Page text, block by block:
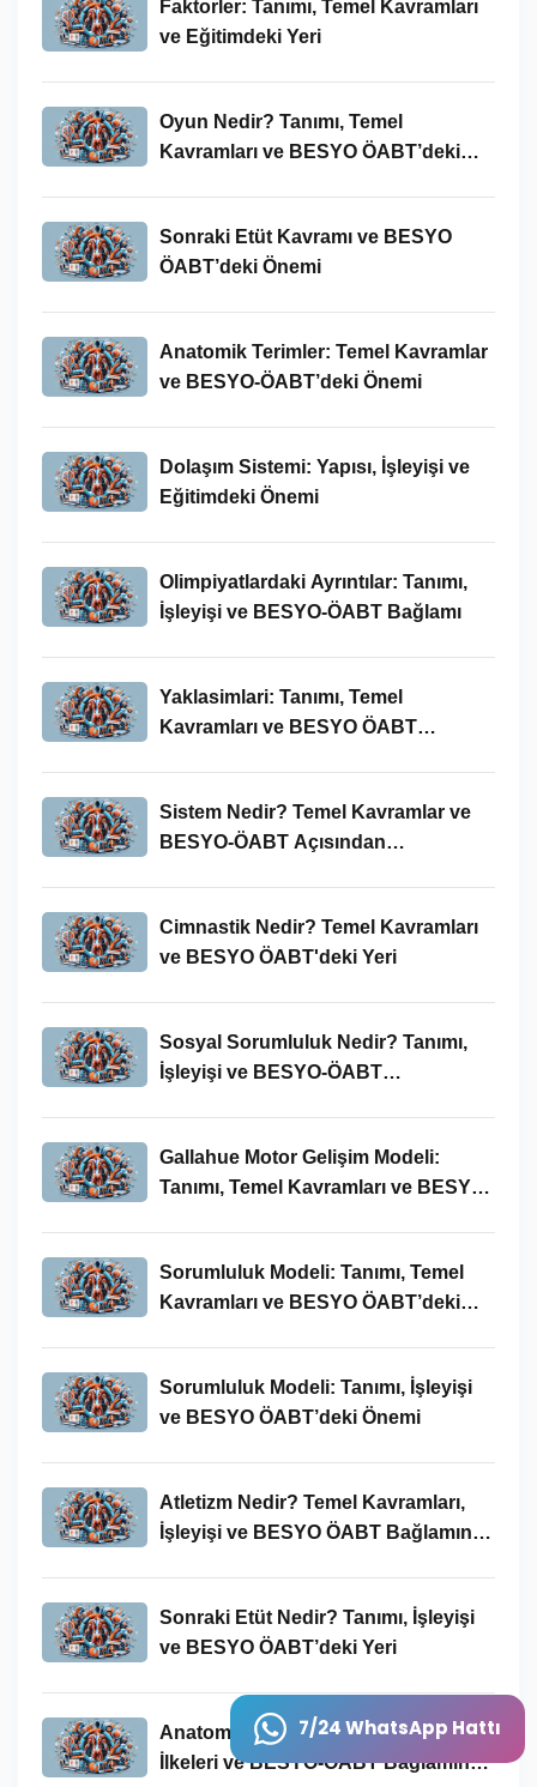
7/24 WhatsApp Hattı
Faktorler: Tanımı, Temel Kavramları
ve Eğitimdeki Yeri
Oyun Nedir? Tanımı, Temel
Kavramları ve BESYO ÖABT’deki
Sonraki Etüt Kavramı ve BESYO
ÖABT’deki Önemi
Anatomik Terimler: Temel Kavramlar
ve BESYO-ÖABT’deki Önemi
Dolaşım Sistemi: Yapısı, İşleyişi ve
Eğitimdeki Önemi
Olimpiyatlardaki Ayrıntılar: Tanımı,
İşleyişi ve BESYO-ÖABT Bağlamı
Yaklasimlari: Tanımı, Temel
Kavramları ve BESYO ÖABT
Sistem Nedir? Temel Kavramlar ve
BESYO-ÖABT Açısından
Cimnastik Nedir? Temel Kavramları
ve BESYO ÖABT'deki Yeri
Sosyal Sorumluluk Nedir? Tanımı,
İşleyişi ve BESYO-ÖABT
Gallahue Motor Gelişim Modeli:
Tanımı, Temel Kavramları ve BESYO-
Sorumluluk Modeli: Tanımı, Temel
Kavramları ve BESYO ÖABT’deki
Sorumluluk Modeli: Tanımı, İşleyişi
ve BESYO ÖABT’deki Önemi
Atletizm Nedir? Temel Kavramları,
İşleyişi ve BESYO ÖABT Bağlamında
Sonraki Etüt Nedir? Tanımı, İşleyişi
ve BESYO ÖABT’deki Yeri
Anatomik Kavramı: Tanımı, Temel
İlkeleri ve BESYO-ÖABT Bağlamında